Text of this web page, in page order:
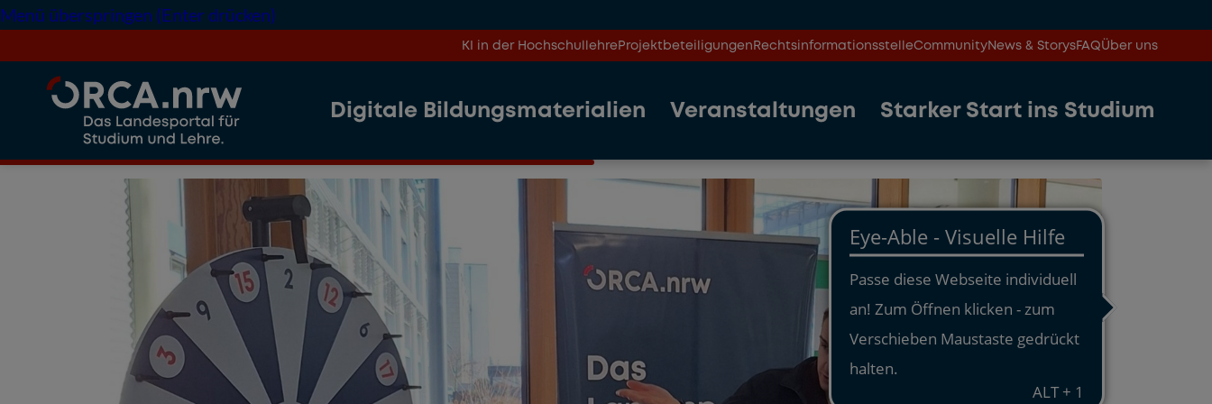
Menü überspringen (Enter drücken)
KI in der HochschullehreProjektbeteiligungenRechtsinformationsstelleCommunityNews & StorysFAQÜber uns
Digitale Bildungsmaterialien Veranstaltungen Starker Start ins Studium